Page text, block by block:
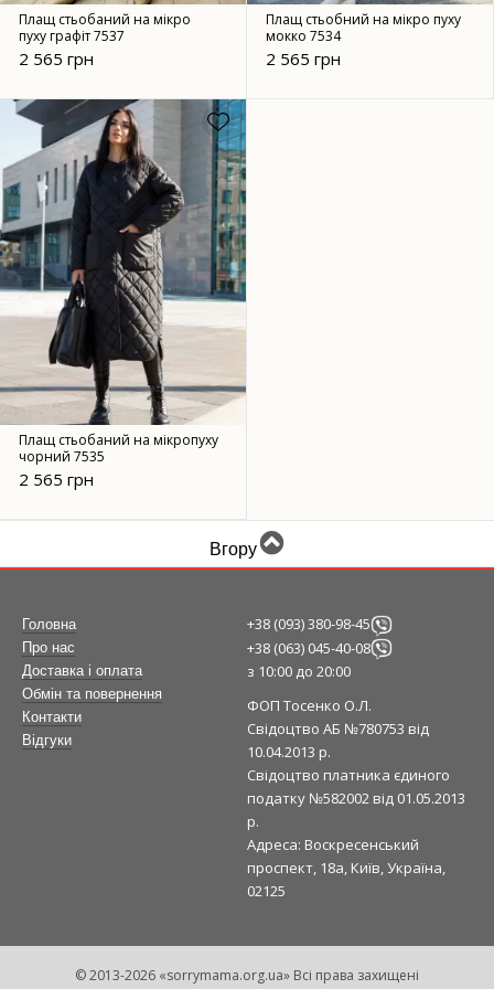
Плащ стьобаний на мікро
пуху графіт 7537
2 565 грн
Плащ стьобний на мікро пуху
мокко 7534
2 565 грн
Плащ стьобаний на мікропуху
чорний 7535
2 565 грн
Вгору
Головна
Про нас
Доставка і оплата
Обмін та повернення
Контакти
Відгуки
+38 (093) 380-98-45
+38 (063) 045-40-08
з 10:00 до 20:00
ФОП Тосенко О.Л.
Свідоцтво АБ №780753 від
10.04.2013 р.
Свідоцтво платника єдиного
податку №582002 від 01.05.2013
р.
Адреса: Воскресенський
проспект, 18а, Київ, Україна,
02125
© 2013-2026 «sorrymama.org.ua» Всі права захищені